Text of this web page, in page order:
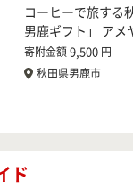
コーヒーで旅する
男鹿ギフト」 ア
寄附金額9,500 円
秋田県男鹿市
ド